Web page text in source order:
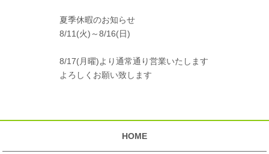
夏季休暇のお知らせ
8/11(火)～8/16(日)
8/17(月曜)より通常通り営業いたします
よろしくお願い致します
HOME